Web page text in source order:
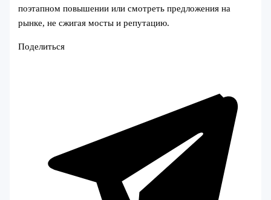
поэтапном повышении или смотреть предложения на
рынке, не сжигая мосты и репутацию.
Поделиться